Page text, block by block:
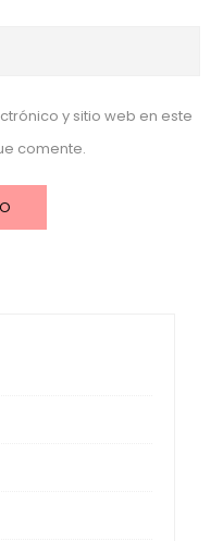
y sitio web en este
comente.